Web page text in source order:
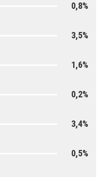
0,8%
3,5%
1,6%
0,2%
3,4%
0,5%